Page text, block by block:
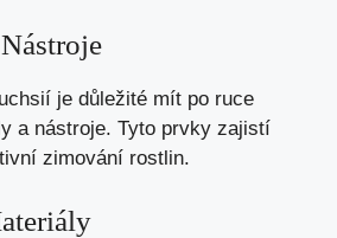
je důležité mít po ruce
a nástroje. Tyto prvky zajistí
zimování rostlin.